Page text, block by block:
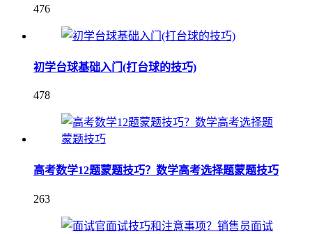
476
初学台球基础入门(打台球的技巧)
478
高考数学12题蒙题技巧？数学高考选择题蒙题技巧
263